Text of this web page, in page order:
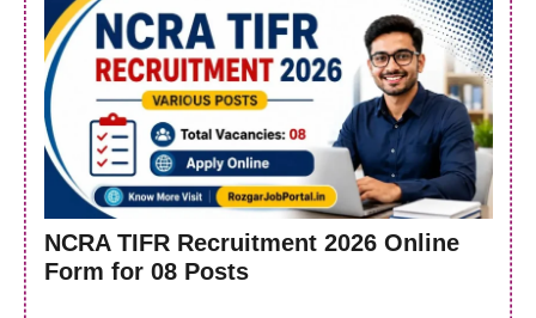
NCRA TIFR Recruitment 2026 Online
Form for 08 Posts